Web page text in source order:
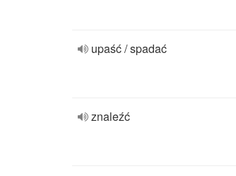
upaść / spadać
znaleźć